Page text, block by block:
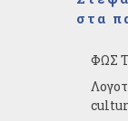
στα
ΦΩΣ